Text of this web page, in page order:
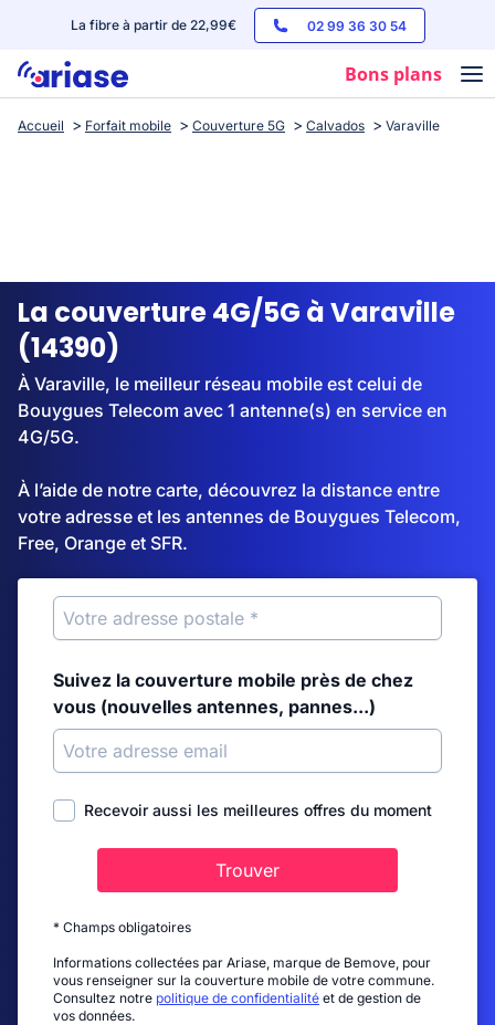
La fibre à partir de 22,99€ 02 99 36 30 54
Bons plans
Box internet
Streaming
Accueil Forfait mobile Couverture 5G Calvados Varaville
La couverture 4G/5G à Varaville
(14390)
À Varaville, le meilleur réseau mobile est celui de
Bouygues Telecom avec 1 antenne(s) en service en
4G/5G.
À l’aide de notre carte, découvrez la distance entre
votre adresse et les antennes de Bouygues Telecom,
Free, Orange et SFR.
Suivez la couverture mobile près de chez
vous (nouvelles antennes, pannes...)
Recevoir aussi les meilleures offres du moment
Trouver
* Champs obligatoires
Informations collectées par Ariase, marque de Bemove, pour
vous renseigner sur la couverture mobile de votre commune.
Consultez notre politique de confidentialité et de gestion de
vos données.